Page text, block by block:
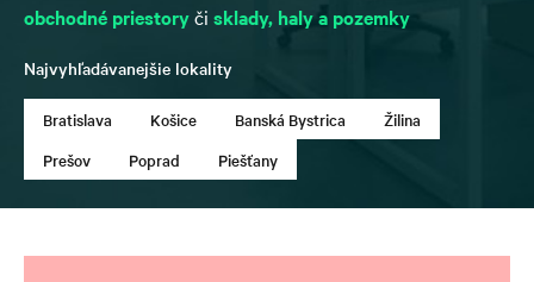
obchodné priestoryči sklady, haly a pozemky
Najvyhľadávanejšie lokality
Bratislava Košice Banská Bystrica
Žilina
Prešov
Poprad Piešťany